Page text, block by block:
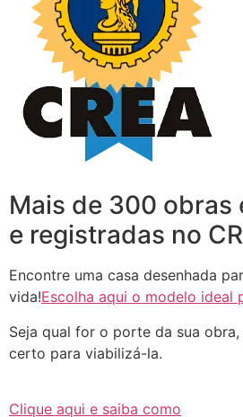
Mais de 300 obras
e registradas no
Encontre uma casa desenhada
vida!Escolha aqui o modelo ideal
Seja qual for o porte da sua
certo para viabilizá-la.
Clique aqui e saiba como